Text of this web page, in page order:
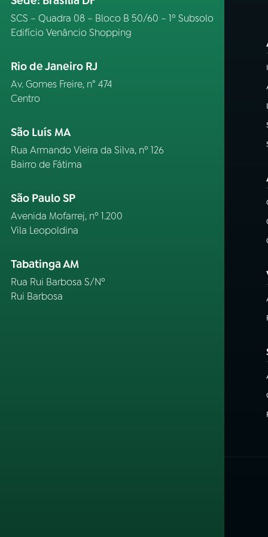
SCS – Quadra 08 – Bloco B 50/60 – 1º Subsolo
Edifício Venâncio Shopping
Rio de Janeiro RJ
Av. Gomes Freire, n° 474
Centro
São Luís MA
Rua Armando Vieira da Silva, nº 126
Bairro de Fátima
São Paulo SP
Avenida Mofarrej, nº 1.200
Vila Leopoldina
Tabatinga AM
Rua Rui Barbosa S/Nº
Rui Barbosa